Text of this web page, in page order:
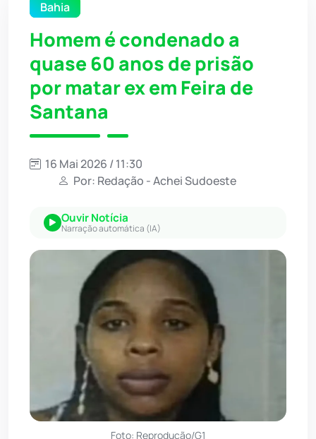
Bahia
Homem é condenado a
quase 60 anos de prisão
por matar ex em Feira de
Santana
16 Mai 2026 / 11:30
Por: Redação - Achei Sudoeste
Ouvir Notícia
Narração automática (IA)
Foto: Reprodução/G1